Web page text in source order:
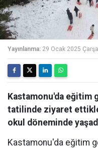
Yayınlanma: 29 Ocak 2025
Kastamonu'da eğitim
tatilinde ziyaret
okul döneminde
Kastamonu'da eğitim